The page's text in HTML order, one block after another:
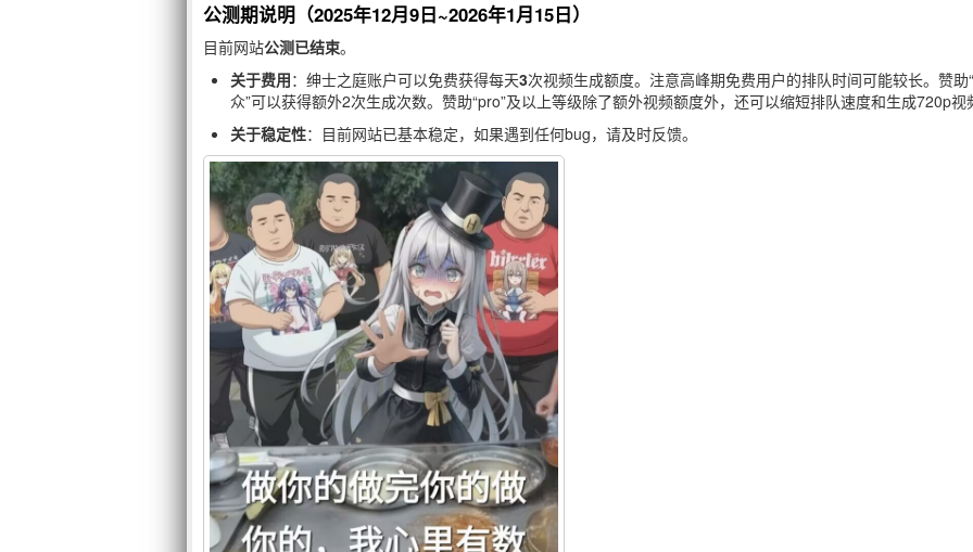
公测期说明（2025年12月9日~2026年1月15日）
目前网站公测已结束。
关于费用：绅士之庭账户可以免费获得每天3次视频生成额度。注意高峰期免费用户的排队时间可能较长。赞助
众”可以获得额外2次生成次数。赞助“pro”及以上等级除了额外视频额度外，还可以缩短排队速度和生成720p视
关于稳定性：目前网站已基本稳定，如果遇到任何bug，请及时反馈。
独步慢舞